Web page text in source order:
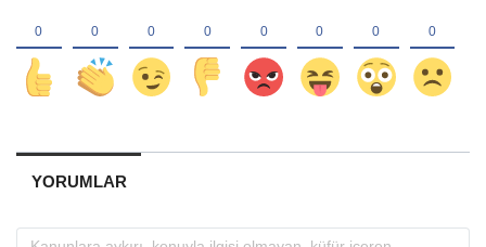
YORUMLAR